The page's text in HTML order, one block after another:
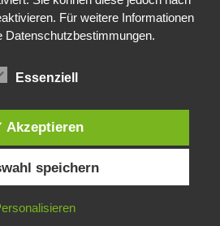
Für weitere Informationen
Datenschutzbestimmungen.
Essenziell
Akzeptieren
speichern